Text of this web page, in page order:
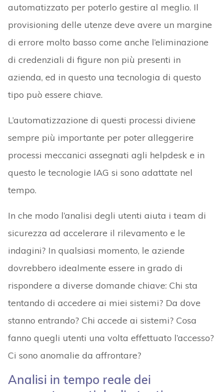
automatizzato per poterlo gestire al meglio. Il
provisioning delle utenze deve avere un margine
di errore molto basso come anche l’eliminazione
di credenziali di figure non più presenti in
azienda, ed in questo una tecnologia di questo
tipo può essere chiave.
L’automatizzazione di questi processi diviene
sempre più importante per poter alleggerire
processi meccanici assegnati agli helpdesk e in
questo le tecnologie IAG si sono adattate nel
tempo.
In che modo l’analisi degli utenti aiuta i team di
sicurezza ad accelerare il rilevamento e le
indagini? In qualsiasi momento, le aziende
dovrebbero idealmente essere in grado di
rispondere a diverse domande chiave: Chi sta
tentando di accedere ai miei sistemi? Da dove
stanno entrando? Chi accede ai sistemi? Cosa
fanno quegli utenti una volta effettuato l’accesso?
Ci sono anomalie da affrontare?
Analisi in tempo reale dei